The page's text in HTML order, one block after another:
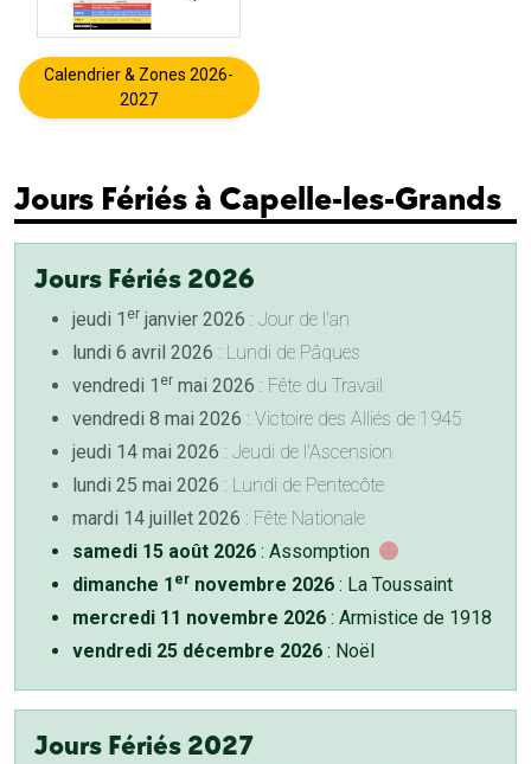
Calendrier & Zones 2026-
2027
Jours Fériés à Capelle-les-Grands
Jours Fériés 2026
jeudi 1 er janvier 2026 : Jour de l'an
lundi 6 avril 2026 : Lundi de Pâques
vendredi 1 er mai 2026 : Fête du Travail
vendredi 8 mai 2026 : Victoire des Alliés de 1945
jeudi 14 mai 2026 : Jeudi de l'Ascension
lundi 25 mai 2026 : Lundi de Pentecôte
mardi 14 juillet 2026 : Fête Nationale
samedi 15 août 2026 : Assomption
dimanche 1 er novembre 2026 : La Toussaint
mercredi 11 novembre 2026 : Armistice de 1918
vendredi 25 décembre 2026 : Noël
Jours Fériés 2027